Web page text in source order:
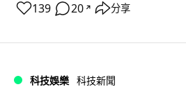
139 20 ↗ 分享
科技娛樂 科技新聞